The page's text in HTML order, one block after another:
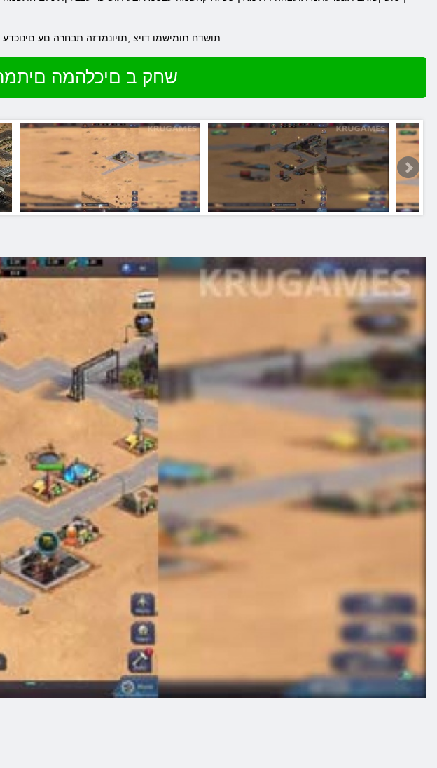
.תושדח תומישמו דויצ ,תויונמדזה תבחרה םע
שחק ב םיכלהמה